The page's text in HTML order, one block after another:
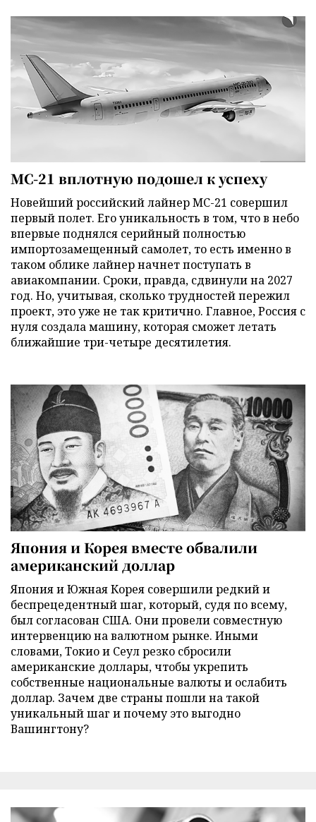
МС-21 вплотную подошел к успеху
Новейший российский лайнер МС-21 совершил
первый полет. Его уникальность в том, что в небо
впервые поднялся серийный полностью
импортозамещенный самолет, то есть именно в
таком облике лайнер начнет поступать в
авиакомпании. Сроки, правда, сдвинули на 2027
год. Но, учитывая, сколько трудностей пережил
проект, это уже не так критично. Главное, Россия с
нуля создала машину, которая сможет летать
ближайшие три-четыре десятилетия.
Япония и Корея вместе обвалили
американский доллар
Япония и Южная Корея совершили редкий и
беспрецедентный шаг, который, судя по всему,
был согласован США. Они провели совместную
интервенцию на валютном рынке. Иными
словами, Токио и Сеул резко сбросили
американские доллары, чтобы укрепить
собственные национальные валюты и ослабить
доллар. Зачем две страны пошли на такой
уникальный шаг и почему это выгодно
Вашингтону?